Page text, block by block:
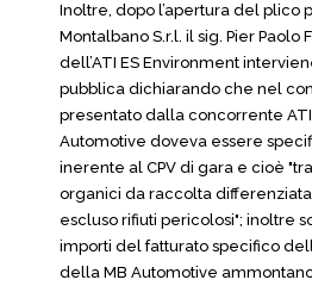
Inoltre, dopo l’apertura del plico
Montalbano S.r.l. il sig. Pier
dell’ATI ES Environment
pubblica dichiarando che nel
presentato dalla concorrente
Automotive doveva essere
inerente al CPV di gara e cioè
organici da raccolta
escluso rifiuti pericolosi"; inoltre
importi del fatturato specifico
della MB Automotive